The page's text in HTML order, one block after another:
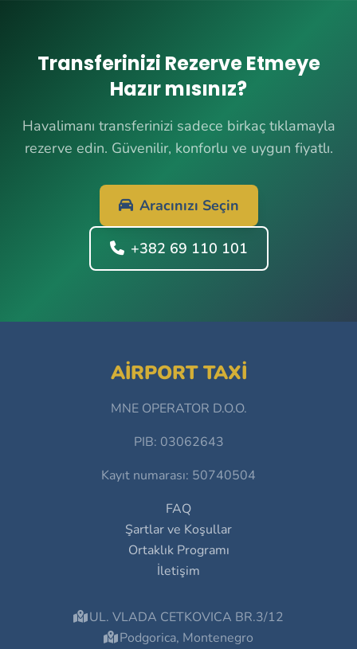
Transferinizi Rezerve Etmeye
Hazır mısınız?
Havalimanı transferinizi sadece birkaç tıklamayla
rezerve edin. Güvenilir, konforlu ve uygun fiyatlı.
Aracınızı Seçin
+382 69 110 101
AIRPORT TAXI
MNE OPERATOR D.O.O.
PIB: 03062643
Kayıt numarası: 50740504
FAQ
Şartlar ve Koşullar
Ortaklık Programı
İletişim
UL. VLADA CETKOVICA BR.3/12
Podgorica, Montenegro